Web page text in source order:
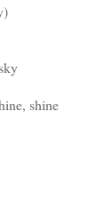
shine